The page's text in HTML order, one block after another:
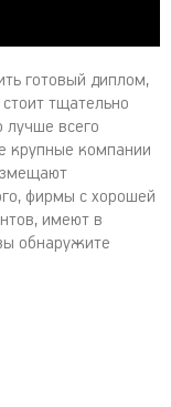
готовый диплом,
тщательно
лучше всего
крупные компании
фирмы с хорошей
имеют в
обнаружите